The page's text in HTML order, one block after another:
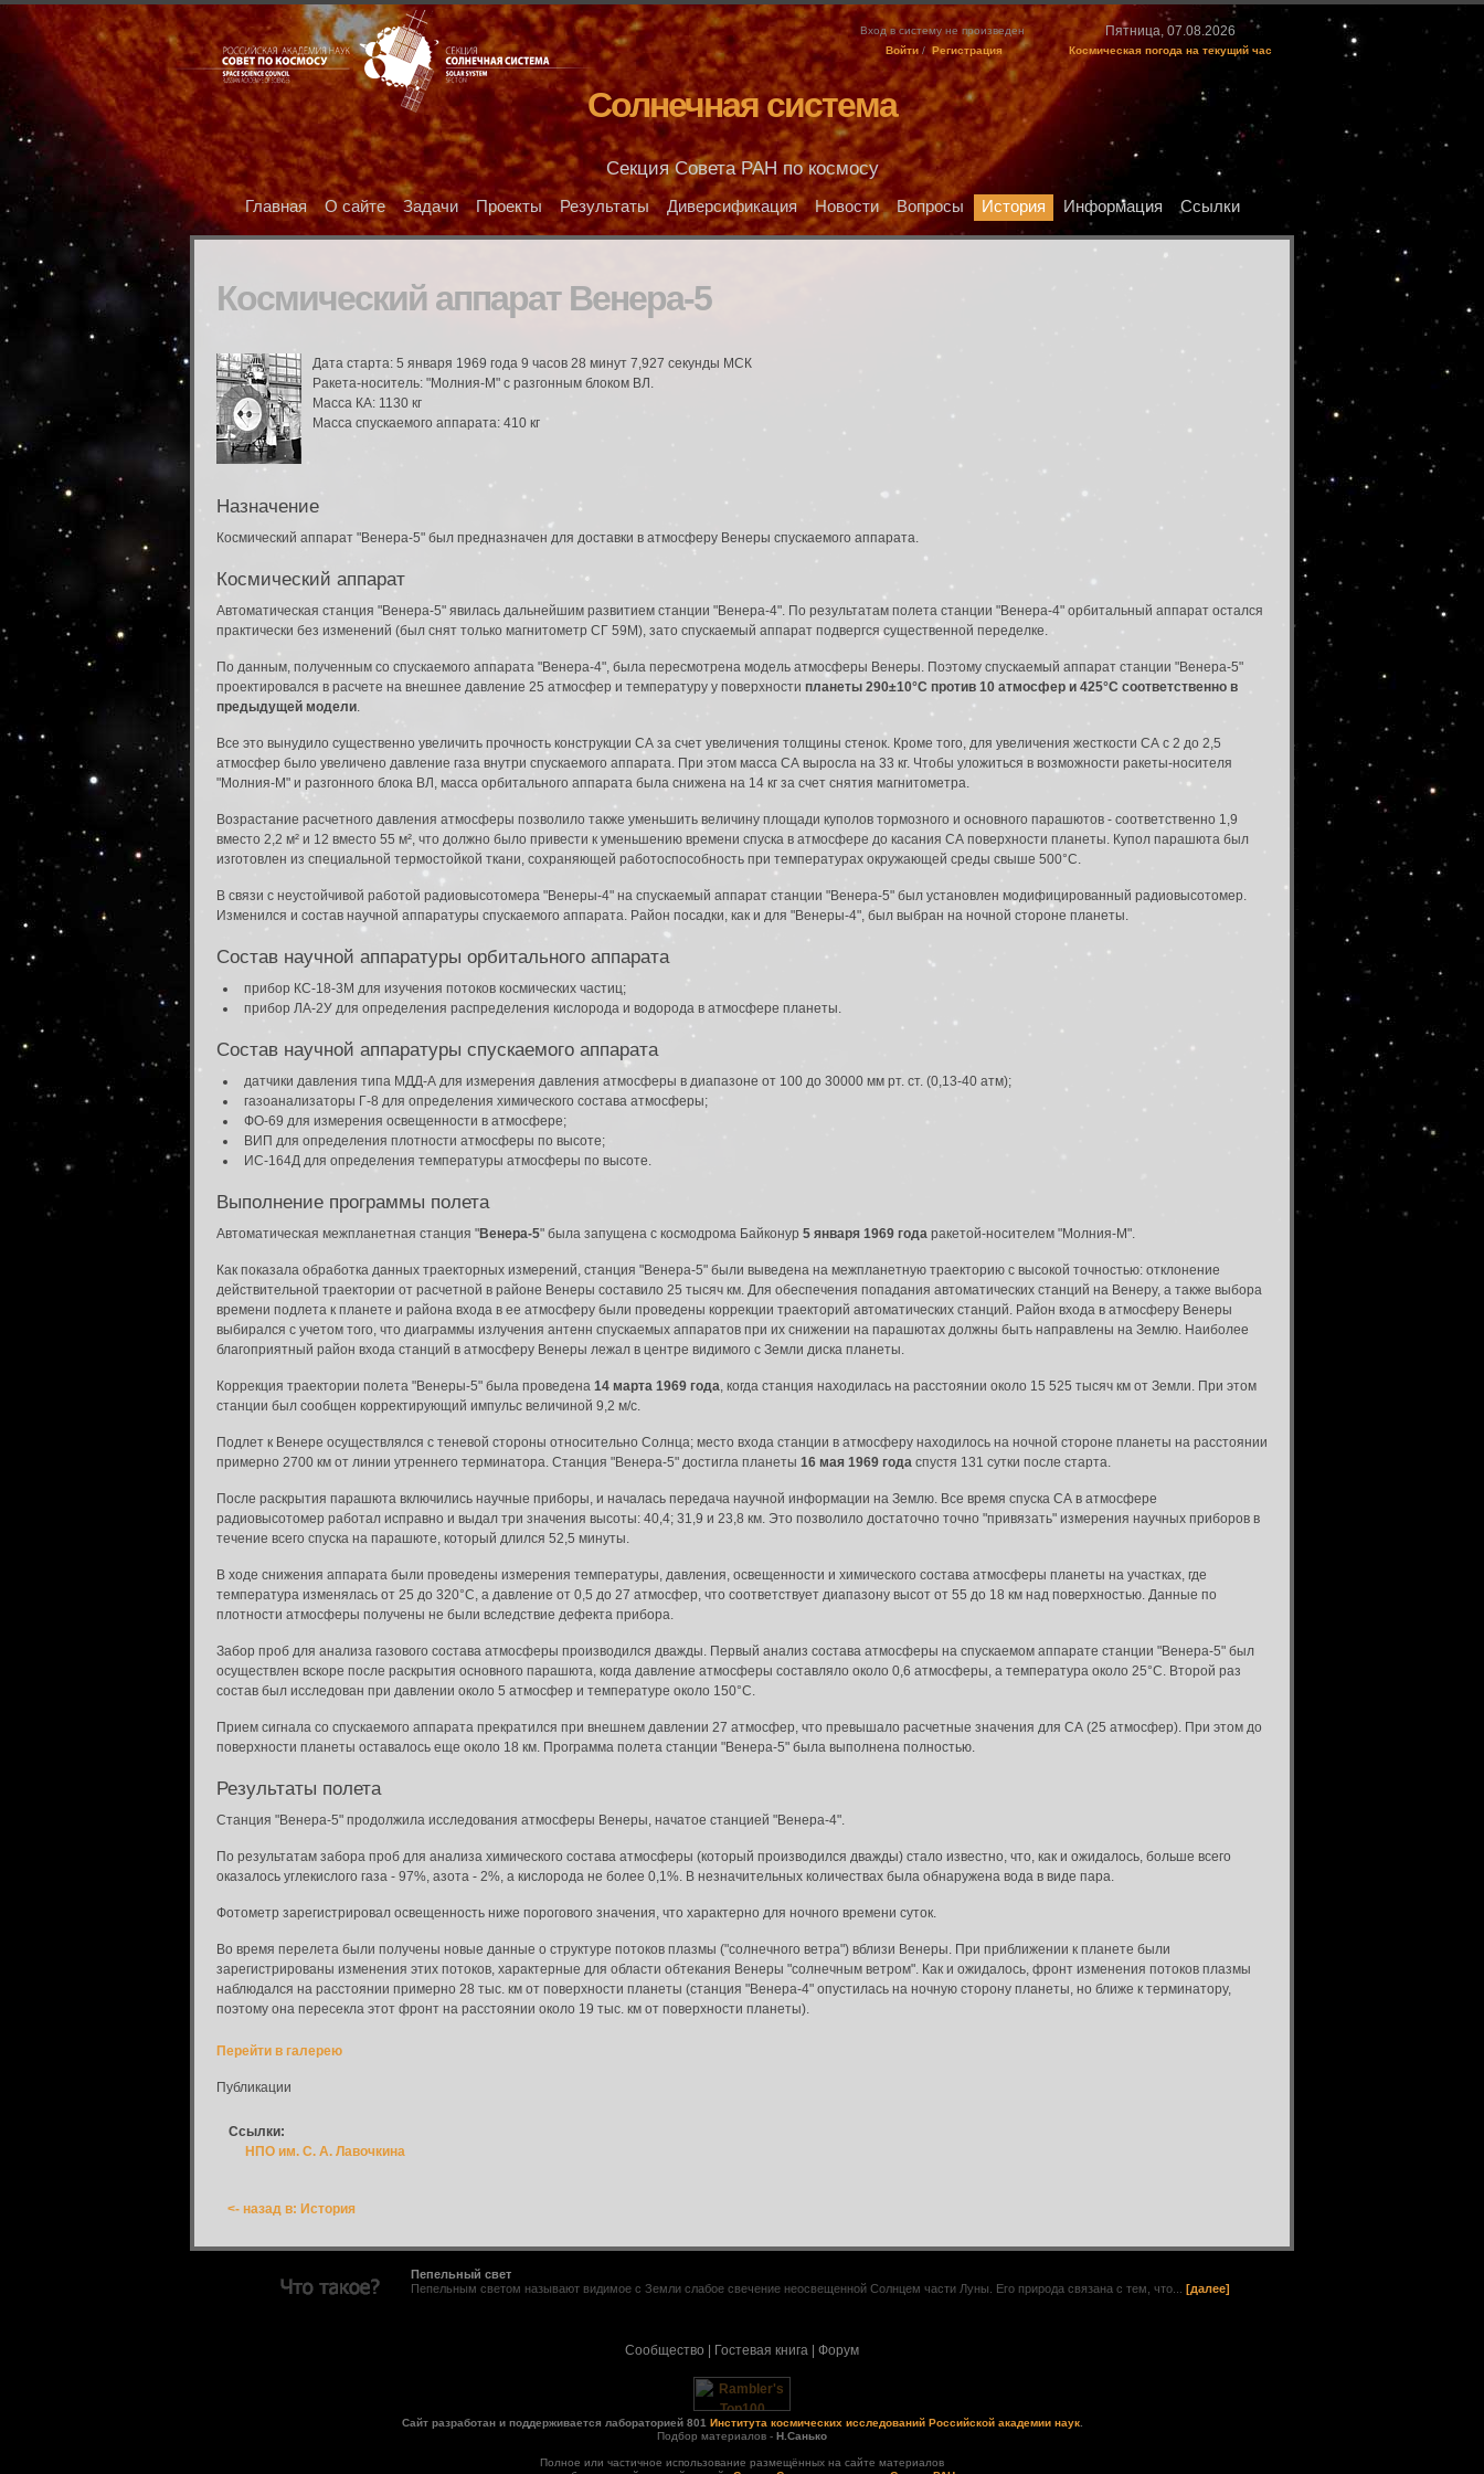
Пятница, 07.08.2026
Космическая погода на текущий час
Вход в систему не произведен
Войти / Регистрация
Солнечная система
Секция Совета РАН по космосу
Главная О сайте Задачи Проекты Результаты Диверсификация Новости Вопросы История Информация Ссылки
Космический аппарат Венера-5
Дата старта: 5 января 1969 года 9 часов 28 минут 7,927 секунды МСК
Ракета-носитель: "Молния-М" с разгонным блоком ВЛ.
Масса КА: 1130 кг
Масса спускаемого аппарата: 410 кг
Назначение
Космический аппарат "Венера-5" был предназначен для доставки в атмосферу Венеры спускаемого аппарата.
Космический аппарат
Автоматическая станция "Венера-5" явилась дальнейшим развитием станции "Венера-4". По результатам полета станции "Венера-4" орбитальный аппарат остался
практически без изменений (был снят только магнитометр СГ 59М), зато спускаемый аппарат подвергся существенной переделке.
По данным, полученным со спускаемого аппарата "Венера-4", была пересмотрена модель атмосферы Венеры. Поэтому спускаемый аппарат станции "Венера-5"
проектировался в расчете на внешнее давление 25 атмосфер и температуру у поверхности планеты 290±10°С против 10 атмосфер и 425°С соответственно в
предыдущей модели.
Все это вынудило существенно увеличить прочность конструкции СА за счет увеличения толщины стенок. Кроме того, для увеличения жесткости СА с 2 до 2,5
атмосфер было увеличено давление газа внутри спускаемого аппарата. При этом масса СА выросла на 33 кг. Чтобы уложиться в возможности ракеты-носителя
"Молния-М" и разгонного блока ВЛ, масса орбитального аппарата была снижена на 14 кг за счет снятия магнитометра.
Возрастание расчетного давления атмосферы позволило также уменьшить величину площади куполов тормозного и основного парашютов - соответственно 1,9
вместо 2,2 м² и 12 вместо 55 м², что должно было привести к уменьшению времени спуска в атмосфере до касания СА поверхности планеты. Купол парашюта был
изготовлен из специальной термостойкой ткани, сохраняющей работоспособность при температурах окружающей среды свыше 500°С.
В связи с неустойчивой работой радиовысотомера "Венеры-4" на спускаемый аппарат станции "Венера-5" был установлен модифицированный радиовысотомер.
Изменился и состав научной аппаратуры спускаемого аппарата. Район посадки, как и для "Венеры-4", был выбран на ночной стороне планеты.
Состав научной аппаратуры орбитального аппарата
прибор КС-18-3М для изучения потоков космических частиц;
прибор ЛА-2У для определения распределения кислорода и водорода в атмосфере планеты.
Состав научной аппаратуры спускаемого аппарата
датчики давления типа МДД-А для измерения давления атмосферы в диапазоне от 100 до 30000 мм рт. ст. (0,13-40 атм);
газоанализаторы Г-8 для определения химического состава атмосферы;
ФО-69 для измерения освещенности в атмосфере;
ВИП для определения плотности атмосферы по высоте;
ИС-164Д для определения температуры атмосферы по высоте.
Выполнение программы полета
Автоматическая межпланетная станция "Венера-5" была запущена с космодрома Байконур 5 января 1969 года ракетой-носителем "Молния-М".
Как показала обработка данных траекторных измерений, станция "Венера-5" были выведена на межпланетную траекторию с высокой точностью: отклонение
действительной траектории от расчетной в районе Венеры составило 25 тысяч км. Для обеспечения попадания автоматических станций на Венеру, а также выбора
времени подлета к планете и района входа в ее атмосферу были проведены коррекции траекторий автоматических станций. Район входа в атмосферу Венеры
выбирался с учетом того, что диаграммы излучения антенн спускаемых аппаратов при их снижении на парашютах должны быть направлены на Землю. Наиболее
благоприятный район входа станций в атмосферу Венеры лежал в центре видимого с Земли диска планеты.
Коррекция траектории полета "Венеры-5" была проведена 14 марта 1969 года, когда станция находилась на расстоянии около 15 525 тысяч км от Земли. При этом
станции был сообщен корректирующий импульс величиной 9,2 м/с.
Подлет к Венере осуществлялся с теневой стороны относительно Солнца; место входа станции в атмосферу находилось на ночной стороне планеты на расстоянии
примерно 2700 км от линии утреннего терминатора. Станция "Венера-5" достигла планеты 16 мая 1969 года спустя 131 сутки после старта.
После раскрытия парашюта включились научные приборы, и началась передача научной информации на Землю. Все время спуска СА в атмосфере
радиовысотомер работал исправно и выдал три значения высоты: 40,4; 31,9 и 23,8 км. Это позволило достаточно точно "привязать" измерения научных приборов в
течение всего спуска на парашюте, который длился 52,5 минуты.
В ходе снижения аппарата были проведены измерения температуры, давления, освещенности и химического состава атмосферы планеты на участках, где
температура изменялась от 25 до 320°С, а давление от 0,5 до 27 атмосфер, что соответствует диапазону высот от 55 до 18 км над поверхностью. Данные по
плотности атмосферы получены не были вследствие дефекта прибора.
Забор проб для анализа газового состава атмосферы производился дважды. Первый анализ состава атмосферы на спускаемом аппарате станции "Венера-5" был
осуществлен вскоре после раскрытия основного парашюта, когда давление атмосферы составляло около 0,6 атмосферы, а температура около 25°С. Второй раз
состав был исследован при давлении около 5 атмосфер и температуре около 150°С.
Прием сигнала со спускаемого аппарата прекратился при внешнем давлении 27 атмосфер, что превышало расчетные значения для СА (25 атмосфер). При этом до
поверхности планеты оставалось еще около 18 км. Программа полета станции "Венера-5" была выполнена полностью.
Результаты полета
Станция "Венера-5" продолжила исследования атмосферы Венеры, начатое станцией "Венера-4".
По результатам забора проб для анализа химического состава атмосферы (который производился дважды) стало известно, что, как и ожидалось, больше всего
оказалось углекислого газа - 97%, азота - 2%, а кислорода не более 0,1%. В незначительных количествах была обнаружена вода в виде пара.
Фотометр зарегистрировал освещенность ниже порогового значения, что характерно для ночного времени суток.
Во время перелета были получены новые данные о структуре потоков плазмы ("солнечного ветра") вблизи Венеры. При приближении к планете были
зарегистрированы изменения этих потоков, характерные для области обтекания Венеры "солнечным ветром". Как и ожидалось, фронт изменения потоков плазмы
наблюдался на расстоянии примерно 28 тыс. км от поверхности планеты (станция "Венера-4" опустилась на ночную сторону планеты, но ближе к терминатору,
поэтому она пересекла этот фронт на расстоянии около 19 тыс. км от поверхности планеты).
Перейти в галерею
Публикации
Ссылки:
НПО им. С. А. Лавочкина
<- назад в: История
Пепельный свет
Пепельным светом называют видимое с Земли слабое свечение неосвещенной Солнцем части Луны. Его природа связана с тем, что... [далее]
Сообщество Гостевая книга Форум
Сайт разработан и поддерживается лабораторией 801 Института космических исследований Российской академии наук.
Подбор материалов - Н.Санько
Полное или частичное использование размещённых на сайте материалов